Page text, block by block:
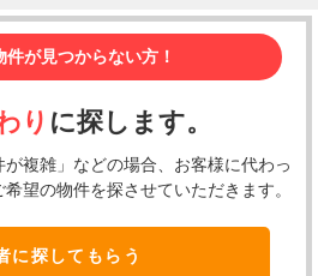
件が見つからない方！
り に探します。
が複雑」などの場合、お客様に代わっ
望の物件を探させていただきます。
に探してもらう